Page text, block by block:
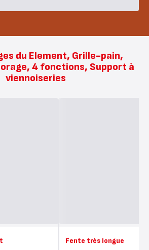
du Element, Grille-pain,
4 fonctions, Support à
viennoiseries
Fente très longue